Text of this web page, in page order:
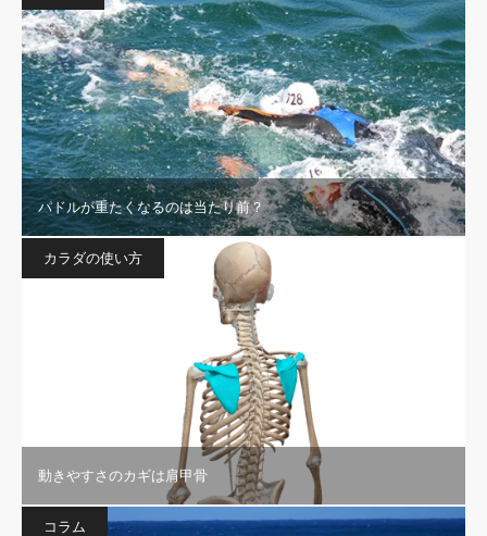
パドルが重たくなるのは当たり前？
カラダの使い方
動きやすさのカギは肩甲骨
コラム